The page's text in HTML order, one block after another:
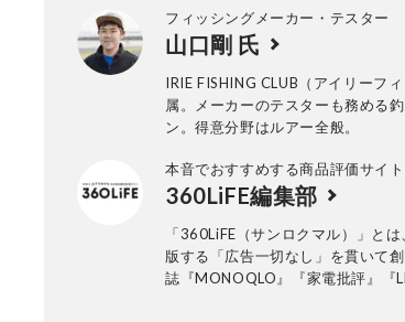
フィッシングメーカー・テスター
山口剛 氏
IRIE FISHING CLUB（アイリーフ
属。メーカーのテスターも務める
ン。得意分野はルアー全般。
本音でおすすめする商品評価サイト
360LiFE編集部
「360LiFE（サンロクマル）」と
版する「広告一切なし」を貫いて
誌『MONOQLO』『家電批評』『